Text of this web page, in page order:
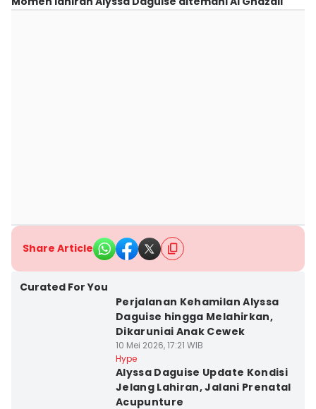
Share Article
Curated For You
Perjalanan Kehamilan Alyssa
Daguise hingga Melahirkan,
Dikaruniai Anak Cewek
10 Mei 2026, 17:21 WIB
Hype
Alyssa Daguise Update Kondisi
Jelang Lahiran, Jalani Prenatal
Acupunture